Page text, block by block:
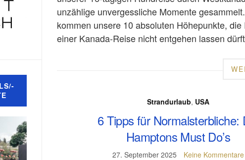
unzählige unvergessliche Momente
kommen unsere 10 absoluten Höhepunkte, die
einer Kanada-Reise nicht entgehen lassen
Strandurlaub, USA
6 Tipps für Normalsterbliche:
Hamptons Must Do’s
27. September 2025 Keine Kommentare